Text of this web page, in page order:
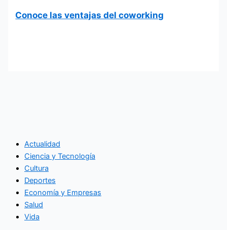
Conoce las ventajas del coworking
Actualidad
Ciencia y Tecnología
Cultura
Deportes
Economía y Empresas
Salud
Vida